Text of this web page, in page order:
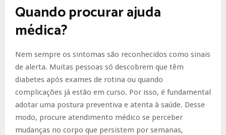
Quando procurar ajuda
médica?
Nem sempre os sintomas são reconhecidos como sinais
de alerta. Muitas pessoas só descobrem que têm
diabetes após exames de rotina ou quando
complicações já estão em curso. Por isso, é fundamental
adotar uma postura preventiva e atenta à saúde. Desse
modo, procure atendimento médico se perceber
mudanças no corpo que persistem por semanas,